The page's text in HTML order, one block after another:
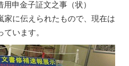
申金子証文之事（状）
に伝えられたもので、現在は
います。